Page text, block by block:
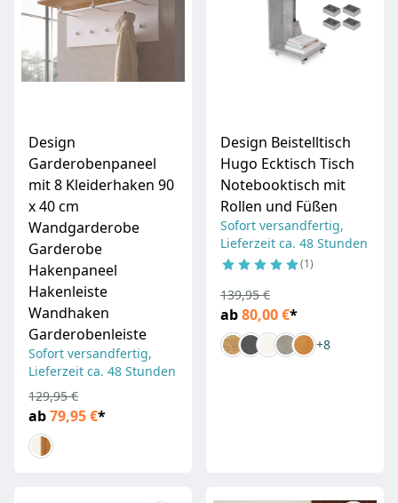
Design
Garderobenpaneel
mit 8 Kleiderhaken 90
x 40 cm
Wandgarderobe
Garderobe
Hakenpaneel
Hakenleiste
Wandhaken
Garderobenleiste
Sofort versandfertig,
Lieferzeit ca. 48 Stunden
ab79,95 €*
129,95 €
Design Beistelltisch
Hugo Ecktisch Tisch
Notebooktisch mit
Rollen und Füßen
Sofort versandfertig,
Lieferzeit ca. 48 Stunden
1
ab80,00 €*
139,95 €
+8